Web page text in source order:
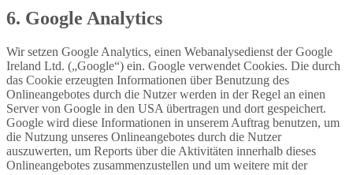
6. Google Analytics
Wir setzen Google Analytics, einen Webanalysedienst der Google
Ireland Ltd. („Google“) ein. Google verwendet Cookies. Die durch
das Cookie erzeugten Informationen über Benutzung des
Onlineangebotes durch die Nutzer werden in der Regel an einen
Server von Google in den USA übertragen und dort gespeichert.
Google wird diese Informationen in unserem Auftrag benutzen, um
die Nutzung unseres Onlineangebotes durch die Nutzer
auszuwerten, um Reports über die Aktivitäten innerhalb dieses
Onlineangebotes zusammenzustellen und um weitere mit der